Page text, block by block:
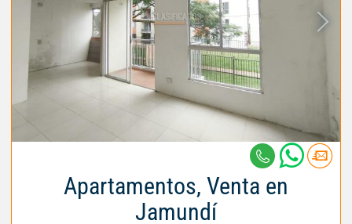
Apartamentos, Venta en
Jamundí